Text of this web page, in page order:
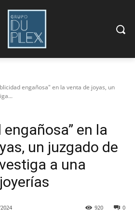
engañosa" en la venta de joyas, un
engañosa” en la
un juzgado de
a una
0
920